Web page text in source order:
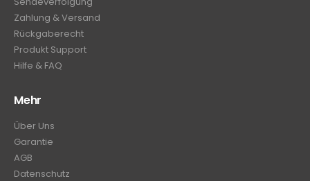
Zahlung & Versand
Rückgaberecht
Produkt Support
Hilfe & FAQ
Mehr
Über Uns
Garantie
AGB
Datenschutz